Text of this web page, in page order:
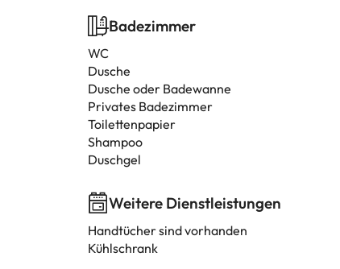
Badezimmer
WC
Dusche
Dusche oder Badewanne
Privates Badezimmer
Toilettenpapier
Shampoo
Duschgel
Weitere Dienstleistungen
Handtücher sind vorhanden
Kühlschrank